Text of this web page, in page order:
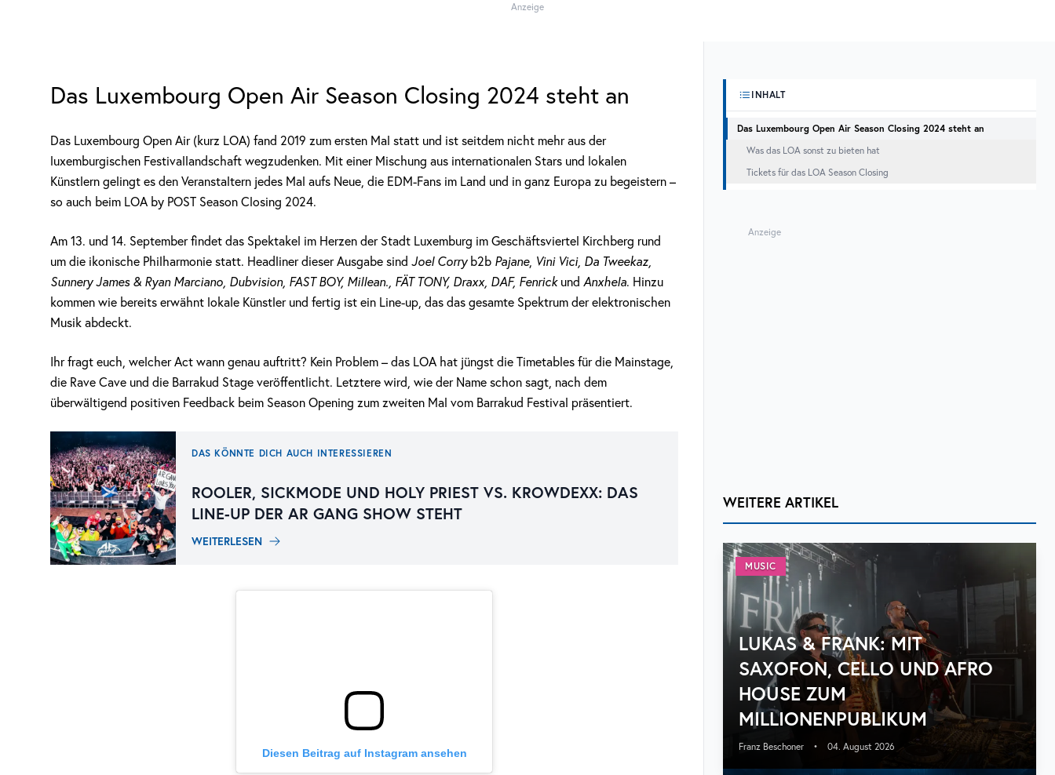
Anzeige
Das Luxembourg Open Air Season Closing 2024 steht an
Das Luxembourg Open Air (kurz LOA) fand 2019 zum ersten Mal statt und ist seitdem nicht mehr aus der
luxemburgischen Festivallandschaft wegzudenken. Mit einer Mischung aus internationalen Stars und lokalen
Künstlern gelingt es den Veranstaltern jedes Mal aufs Neue, die EDM-Fans im Land und in ganz Europa zu begeistern –
so auch beim LOA by POST Season Closing 2024.
Am 13. und 14. September findet das Spektakel im Herzen der Stadt Luxemburg im Geschäftsviertel Kirchberg rund
um die ikonische Philharmonie statt. Headliner dieser Ausgabe sind Joel Corryb2b Pajane, Vini Vici, Da Tweekaz,
Sunnery James & Ryan Marciano, Dubvision, FAST BOY, Millean., FÄT TONY, Draxx, DAF, Fenrickund Anxhela. Hinzu
kommen wie bereits erwähnt lokale Künstler und fertig ist ein Line-up, das das gesamte Spektrum der elektronischen
Musik abdeckt.
Ihr fragt euch, welcher Act wann genau auftritt? Kein Problem – das LOA hat jüngst die Timetables für die Mainstage,
die Rave Cave und die Barrakud Stage veröffentlicht. Letztere wird, wie der Name schon sagt, nach dem
überwältigend positiven Feedback beim Season Opening zum zweiten Mal vom Barrakud Festival präsentiert.
DAS KÖNNTE DICH AUCH INTERESSIEREN
ROOLER, SICKMODE UND HOLY PRIEST VS. KROWDEXX: DAS
LINE-UP DER AR GANG SHOW STEHT
WEITERLESEN
Diesen Beitrag auf Instagram ansehen
INHALT
Das Luxembourg Open Air Season Closing 2024 steht an
Was das LOA sonst zu bieten hat
Tickets für das LOA Season Closing
Anzeige
WEITERE ARTIKEL
MUSIC
LUKAS & FRANK: MIT
SAXOFON, CELLO UND AFRO
HOUSE ZUM
MILLIONENPUBLIKUM
Franz Beschoner • 04. August 2026